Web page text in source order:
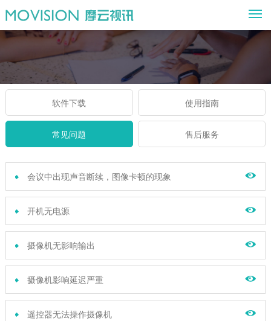
软件下载 使用指南
常见问题 售后服务
会议中出现声音断续，图像卡顿的现象
开机无电源
摄像机无影响输出
摄像机影响延迟严重
遥控器无法操作摄像机